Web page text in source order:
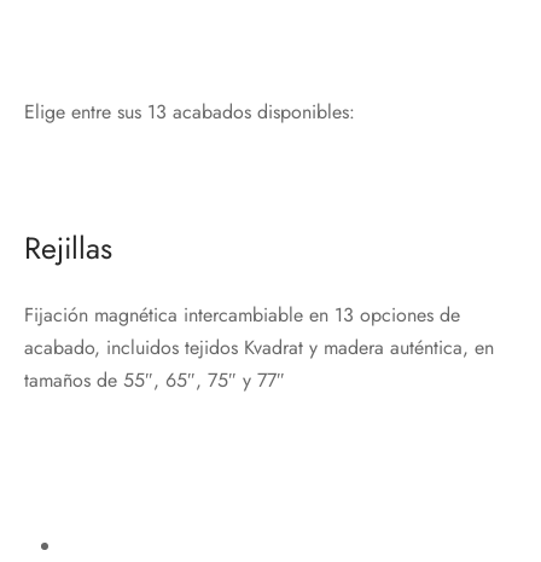
Elige entre sus 13 acabados disponibles:
Rejillas
Fijación magnética intercambiable en 13 opciones de
acabado, incluidos tejidos Kvadrat y madera auténtica, en
tamaños de 55″, 65″, 75″ y 77″